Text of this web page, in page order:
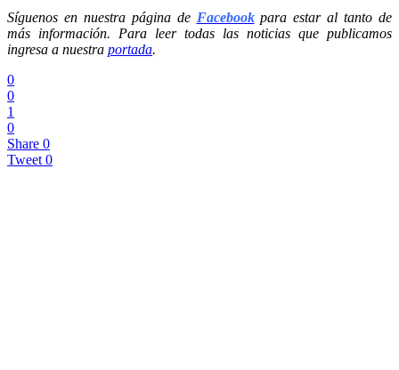
Síguenos en nuestra página de Facebookpara estar al tanto de
más información. Para leer todas las noticias que publicamos
ingresa a nuestra portada.
0
0
1
0
Share 0
Tweet 0